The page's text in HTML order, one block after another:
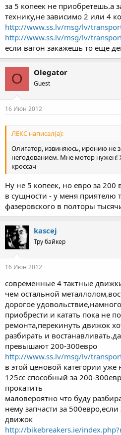
за 5 копеек не приобретешь.а
технику,не зависимо 2 или 4
http://www.ss.lv/msg/lv/
http://www.ss.lv/msg/lv/
если вагон закажешь то еще
O Olegator
Guest
16 Июн 2012
ЛЕКС написал(а):
Олигатор, извиняюсь, иронию не
негодованием. Мне мотор нужен!
кроссач
Ну не 5 копеек, но евро за 200
в сущности - у меня приятелю
фазеровского в полторы
kascej
Тру байкер
16 Июн 2012
современные 4 тактные
чем остальной
дорогое
приобрести и катать пока не
ремонта,перекинуть движок
разбирать и
превышают 200-300евро
http://www.ss.lv/msg/lv/
в этой ценовой категории
125сс способный за 200-
прокатить
маловероятно что буду
нему запчасти за
движок
http://bikebreakers.ie/